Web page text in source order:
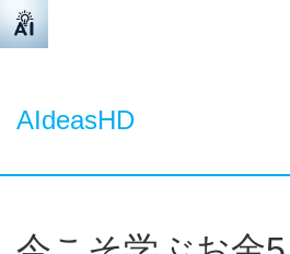
AIdeasHD